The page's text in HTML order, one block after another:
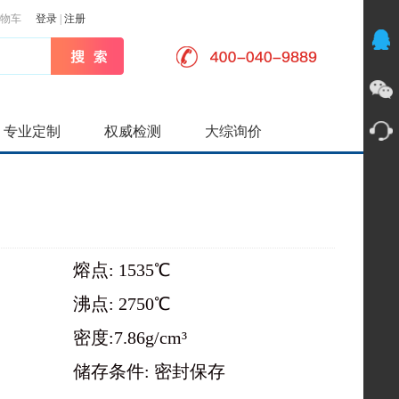
车 登录 注册
专业定制 权威检测 大综询价
熔点: 1535℃
沸点: 2750℃
密度:7.86g/cm³
储存条件: 密封保存